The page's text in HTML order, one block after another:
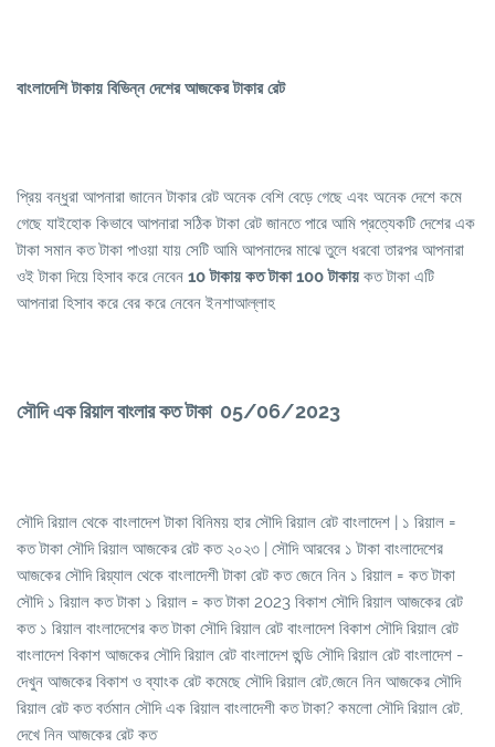
বাংলাদেশি টাকায় বিভিন্ন দেশের আজকের টাকার রেট
প্রিয় বন্ধুরা আপনারা জানেন টাকার রেট অনেক বেশি বেড়ে গেছে এবং অনেক দেশে কমে
গেছে যাইহোক কিভাবে আপনারা সঠিক টাকা রেট জানতে পারে আমি প্রত্যেকটি দেশের এক
টাকা সমান কত টাকা পাওয়া যায় সেটি আমি আপনাদের মাঝে তুলে ধরবো তারপর আপনারা
ওই টাকা দিয়ে হিসাব করে নেবেন 10 টাকায় কত টাকা 100 টাকায় কত টাকা এটি
আপনারা হিসাব করে বের করে নেবেন ইনশাআল্লাহ
সৌদি এক রিয়াল বাংলার কত টাকা 05/06/2023
সৌদি রিয়াল থেকে বাংলাদেশ টাকা বিনিময় হার সৌদি রিয়াল রেট বাংলাদেশ | ১ রিয়াল =
কত টাকা সৌদি রিয়াল আজকের রেট কত ২০২৩ | সৌদি আরবের ১ টাকা বাংলাদেশের
আজকের সৌদি রিয়্যাল থেকে বাংলাদেশী টাকা রেট কত জেনে নিন ১ রিয়াল = কত টাকা
সৌদি ১ রিয়াল কত টাকা ১ রিয়াল = কত টাকা 2023 বিকাশ সৌদি রিয়াল আজকের রেট
কত ১ রিয়াল বাংলাদেশের কত টাকা সৌদি রিয়াল রেট বাংলাদেশ বিকাশ সৌদি রিয়াল রেট
বাংলাদেশ বিকাশ আজকের সৌদি রিয়াল রেট বাংলাদেশ হুন্ডি সৌদি রিয়াল রেট বাংলাদেশ -
দেখুন আজকের বিকাশ ও ব্যাংক রেট কমেছে সৌদি রিয়াল রেট,জেনে নিন আজকের সৌদি
রিয়াল রেট কত বর্তমান সৌদি এক রিয়াল বাংলাদেশী কত টাকা? কমলো সৌদি রিয়াল রেট,
দেখে নিন আজকের রেট কত